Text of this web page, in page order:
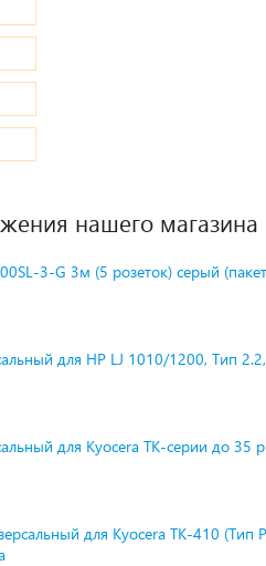
нашего магазина
3-G 3м (5 розеток) серый
для HP LJ 1010/1200, Тип
для Kyocera TK-серии до 35
для Kyocera TK-410 (Тип